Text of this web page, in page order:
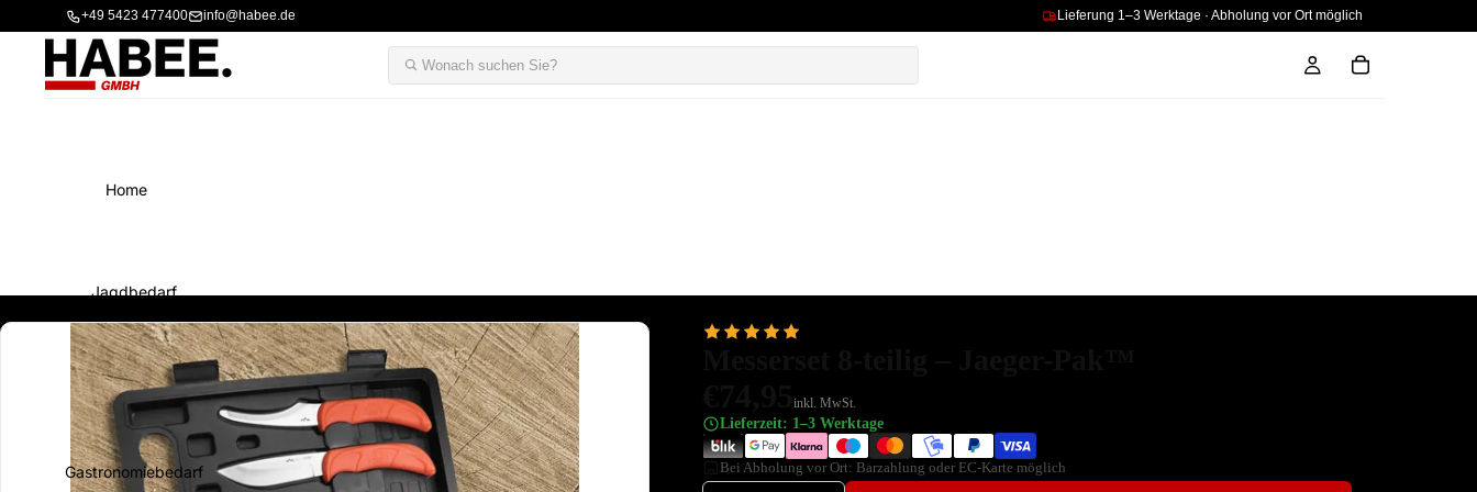
+49 5423 477400 info@habee.de Lieferung 1–3 Werktage · Abholung vor Ort möglich
Home
Jagdbedarf
Gastronomiebedarf
inkl. MwSt.
Lieferzeit: 1–3 Werktage
Bei Abholung vor Ort: Barzahlung oder EC-Karte möglich